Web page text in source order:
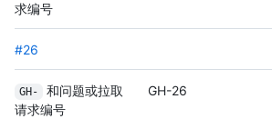
求编号
#26
GH-
和问题或拉取
请求编号
GH-26